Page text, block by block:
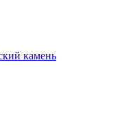
камень